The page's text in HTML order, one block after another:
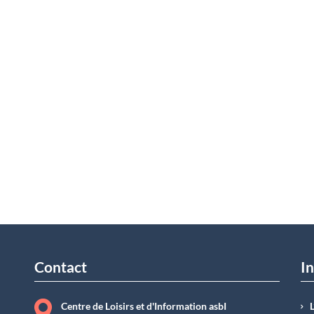
Contact
Centre de Loisirs et d'Information asbI